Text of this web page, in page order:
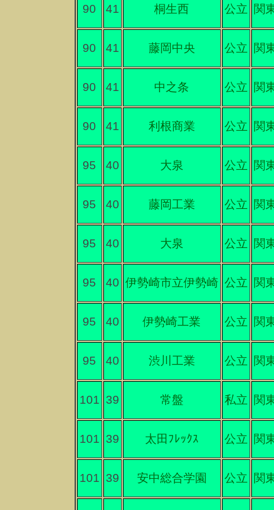
90 41 桐生西 公立 関
90 41 藤岡中央 公立 関
90 41 中之条 公立 関
90 41 利根商業 公立 関
95 40 大泉 公立 関
95 40 藤岡工業 公立 関
95 40 大泉 公立 関
95 40 伊勢崎市立伊勢崎 公立 関
95 40 伊勢崎工業 公立 関
95 40 渋川工業 公立 関
101 39 常盤 私立 関
101 39 太田ﾌﾚｯｸｽ 公立 関
101 39 安中総合学園 公立 関